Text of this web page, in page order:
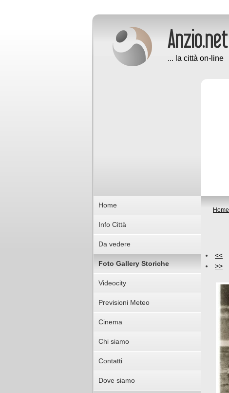
... la città on-line
Home
<<
>>
Home
Info Città
Da vedere
Foto Gallery Storiche
Videocity
Previsioni Meteo
Cinema
Chi siamo
Contatti
Dove siamo